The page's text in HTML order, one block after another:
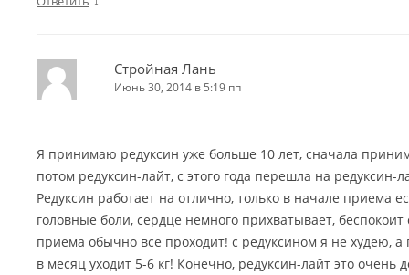
Стройная Лань
Июнь 30, 2014 в 5:19 пп
Я принимаю редуксин уже больше 10 лет, сначала
потом редуксин-лайт, с этого года перешла на редуксин-
Редуксин работает на отлично, только в начале приема
головные боли, сердце немного прихватывает, беспокоит
приема обычно все проходит! с редуксином я не худею,
в месяц уходит 5-6 кг! Конечно, редуксин-лайт это очень